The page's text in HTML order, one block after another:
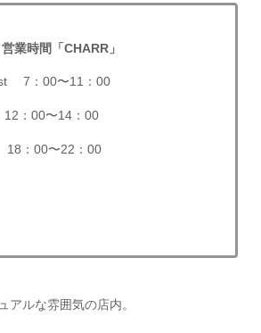
営業時間「CHARR」
7：00〜11：00
：00〜14：00
：00〜22：00
アルな雰囲気の店内。